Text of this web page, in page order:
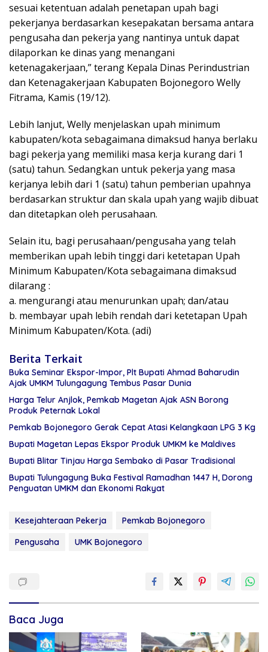
sesuai ketentuan adalah penetapan upah bagi
pekerjanya berdasarkan kesepakatan bersama antara
pengusaha dan pekerja yang nantinya untuk dapat
dilaporkan ke dinas yang menangani
ketenagakerjaan,” terang Kepala Dinas Perindustrian
dan Ketenagakerjaan Kabupaten Bojonegoro Welly
Fitrama, Kamis (19/12).
Lebih lanjut, Welly menjelaskan upah minimum
kabupaten/kota sebagaimana dimaksud hanya berlaku
bagi pekerja yang memiliki masa kerja kurang dari 1
(satu) tahun. Sedangkan untuk pekerja yang masa
kerjanya lebih dari 1 (satu) tahun pemberian upahnya
berdasarkan struktur dan skala upah yang wajib dibuat
dan ditetapkan oleh perusahaan.
Selain itu, bagi perusahaan/pengusaha yang telah
memberikan upah lebih tinggi dari ketetapan Upah
Minimum Kabupaten/Kota sebagaimana dimaksud
dilarang :
a. mengurangi atau menurunkan upah; dan/atau
b. membayar upah lebih rendah dari ketetapan Upah
Minimum Kabupaten/Kota. (adi)
Berita Terkait
Buka Seminar Ekspor-Impor, Plt Bupati Ahmad Baharudin
Ajak UMKM Tulungagung Tembus Pasar Dunia
Harga Telur Anjlok, Pemkab Magetan Ajak ASN Borong
Produk Peternak Lokal
Pemkab Bojonegoro Gerak Cepat Atasi Kelangkaan LPG 3 Kg
Bupati Magetan Lepas Ekspor Produk UMKM ke Maldives
Bupati Blitar Tinjau Harga Sembako di Pasar Tradisional
Bupati Tulungagung Buka Festival Ramadhan 1447 H, Dorong
Penguatan UMKM dan Ekonomi Rakyat
Kesejahteraan Pekerja
Pemkab Bojonegoro
Pengusaha
UMK Bojonegoro
Baca Juga